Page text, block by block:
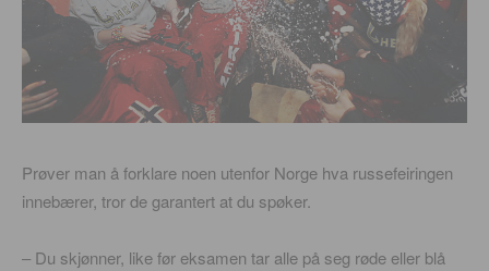
Prøver man å forklare noen utenfor Norge hva russefeiringen
innebærer, tror de garantert at du spøker.
– Du skjønner, like før eksamen tar alle på seg røde eller blå